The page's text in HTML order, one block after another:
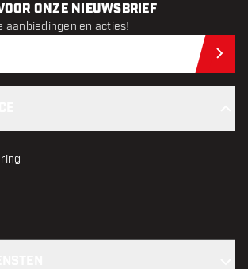
ONZE NIEUWSBRIEF
aanbiedingen en acties!